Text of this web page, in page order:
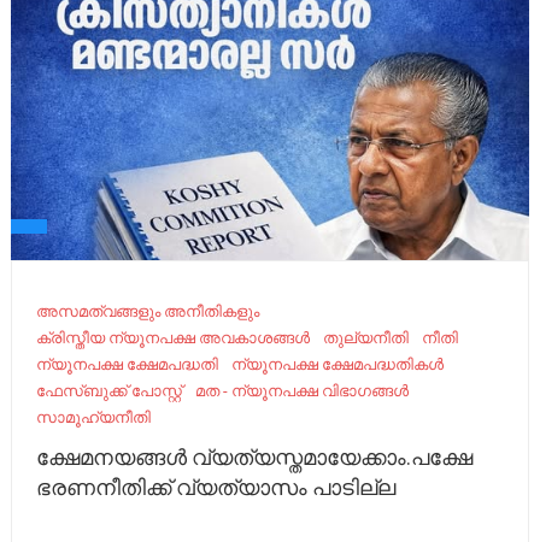
അസമത്വങ്ങളും അനീതികളും
ക്രിസ്തീയ ന്യൂനപക്ഷ അവകാശങ്ങൾ
തുല്യനീതി
നീതി
ന്യൂനപക്ഷ ക്ഷേമപദ്ധതി
ന്യൂനപക്ഷ ക്ഷേമപദ്ധതികൾ
ഫേ​സ്ബു​ക്ക് പോ​സ്റ്റ്
മത - ന്യൂനപക്ഷ വിഭാഗങ്ങൾ
സാമൂഹ്യനീതി
ക്ഷേമനയങ്ങൾ വ്യത്യസ്തമായേക്കാം.പക്ഷേ
ഭരണനീതിക്ക് വ്യത്യാസം പാടില്ല